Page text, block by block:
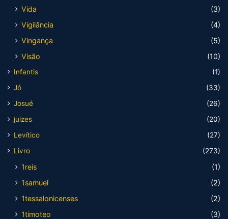
Vida
(3)
Vigilância
(4)
Vingança
(5)
Visão
(10)
Infantis
(1)
Jó
(33)
Josué
(26)
juizes
(20)
Levítico
(27)
Livro
(273)
1reis
(1)
1samuel
(2)
1tessalonicenses
(2)
1timoteo
(3)